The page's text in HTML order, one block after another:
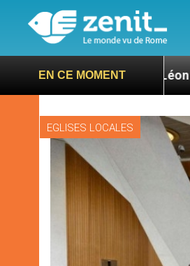
EN CE MOMENT
Léon XIV en France
EGLISES LOCALES